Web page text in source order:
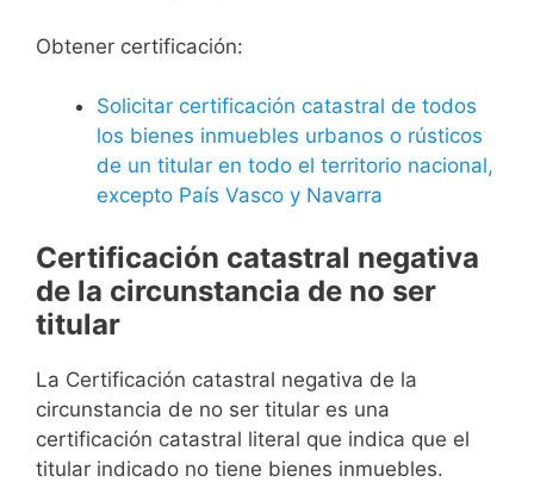
Obtener certificación:
Solicitar certificación catastral de todos
los bienes inmuebles urbanos o rústicos
de un titular en todo el territorio nacional,
excepto País Vasco y Navarra
Certificación catastral negativa
de la circunstancia de no ser
titular
La Certificación catastral negativa de la
circunstancia de no ser titular es una
certificación catastral literal que indica que el
titular indicado no tiene bienes inmuebles.